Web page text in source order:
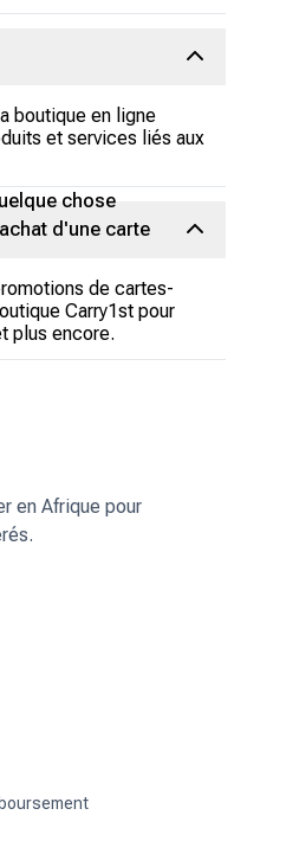
boutique en ligne
et services liés aux
chose
d'une carte
de cartes-
Carry1st pour
plus encore.
en Afrique pour